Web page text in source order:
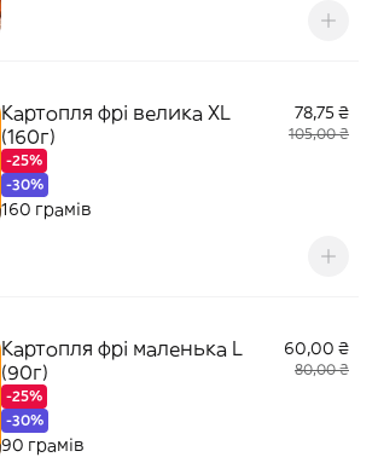
Картопля фрі велика XL
(160г)
-25%
-30%
78,75 ₴
105,00 ₴
160 грамів
Картопля фрі маленька L
(90г)
-25%
-30%
60,00 ₴
80,00 ₴
90 грамів